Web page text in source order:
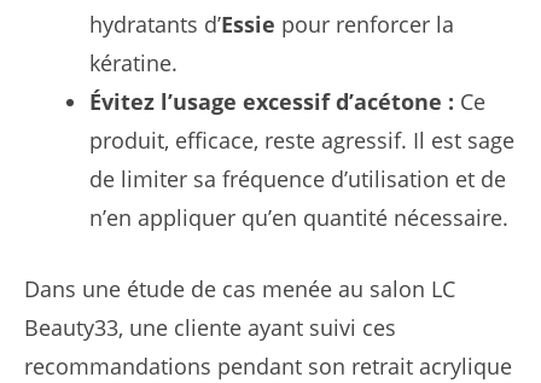
hydratants d’Essie pour renforcer la
kératine.
Évitez l’usage excessif d’acétone : Ce
produit, efficace, reste agressif. Il est sage
de limiter sa fréquence d’utilisation et de
n’en appliquer qu’en quantité nécessaire.
Dans une étude de cas menée au salon LC
Beauty33, une cliente ayant suivi ces
recommandations pendant son retrait acrylique